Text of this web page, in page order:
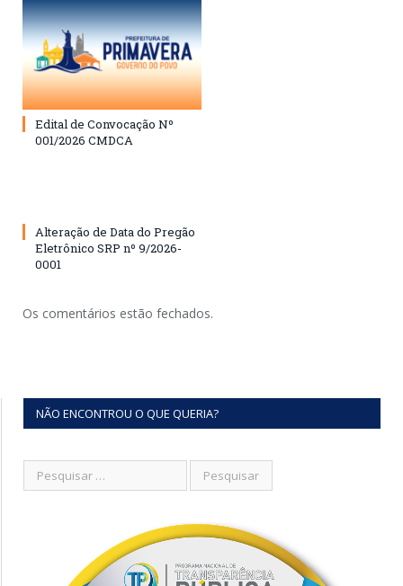
Edital de Convocação Nº
001/2026 CMDCA
Alteração de Data do Pregão
Eletrônico SRP nº 9/2026-
0001
Os comentários estão fechados.
NÃO ENCONTROU O QUE QUERIA?